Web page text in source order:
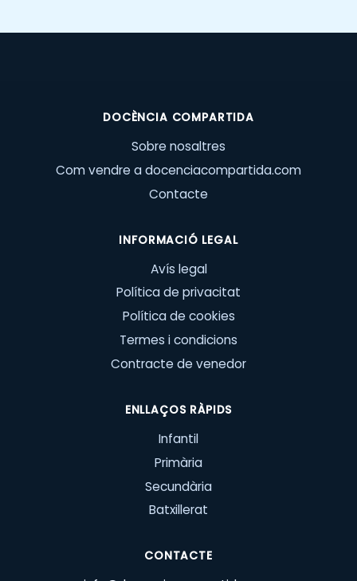
DOCÈNCIA COMPARTIDA
Sobre nosaltres
Com vendre a docenciacompartida.com
Contacte
INFORMACIÓ LEGAL
Avís legal
Política de privacitat
Política de cookies
Termes i condicions
Contracte de venedor
ENLLAÇOS RÀPIDS
Infantil
Primària
Secundària
Batxillerat
CONTACTE